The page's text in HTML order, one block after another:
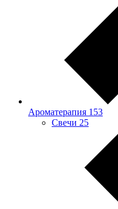
Ароматерапия 153
Свечи 25